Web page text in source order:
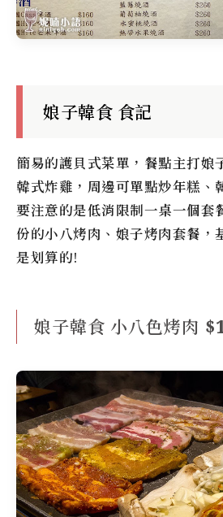
娘子韓食 食記
簡易的護貝式菜單，餐點主打娘
韓式炸雞，周邊可單點炒年糕、
要注意的是低消限制一桌一個套
份的小八烤肉、娘子烤肉套餐，
是划算的!
娘子韓食 小八色烤肉